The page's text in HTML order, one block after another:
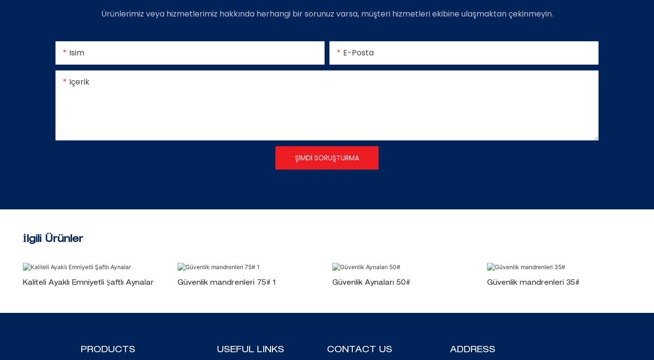
Ürünlerimiz veya hizmetlerimiz hakkında herhangi bir sorunuz varsa, müşteri hizmetleri ekibine ulaşmaktan çekinmeyin.
Isim E-Posta
Içerik
ŞIMDI SORUŞTURMA
İlgili Ürünler
Kaliteli Ayaklı Emniyetli Şaftlı Aynalar Güvenlik mandrenleri 75# 1 Güvenlik Aynaları 50# Güvenlik mandrenleri 35#
PRODUCTS USEFUL LINKS CONTACT US ADDRESS